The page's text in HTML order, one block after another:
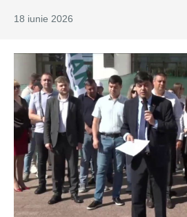
18 iunie 2026